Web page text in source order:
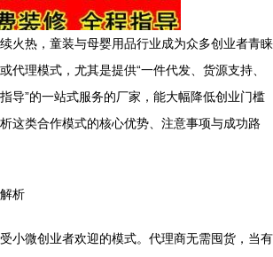
火热，童装与母婴用品行业成为众多创业者青睐
代理模式，尤其是提供“一件代发、货源支持、
导”的一站式服务的厂家，能大幅降低创业门槛
这类合作模式的核心优势、注意事项与成功路
析
小微创业者欢迎的模式。代理商无需囤货，当有